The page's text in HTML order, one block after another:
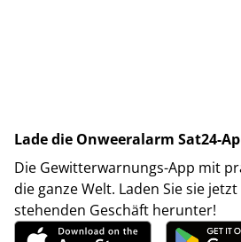
Lade die Onweeralarm Sat24-
Die Gewitterwarnungs-App mit
die ganze Welt. Laden Sie sie
stehenden Geschäft herunter!